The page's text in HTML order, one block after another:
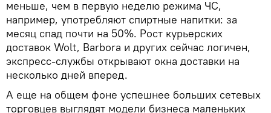
меньше, чем в первую неделю режима ЧС,
например, употребляют спиртные напитки: за
месяц спад почти на 50%. Рост курьерских
доставок Wolt, Barbora и других сейчас логичен,
экспресс-службы открывают окна доставки на
несколько дней вперед.
А еще на общем фоне успешнее больших сетевых
торговцев выглядят модели бизнеса маленьких